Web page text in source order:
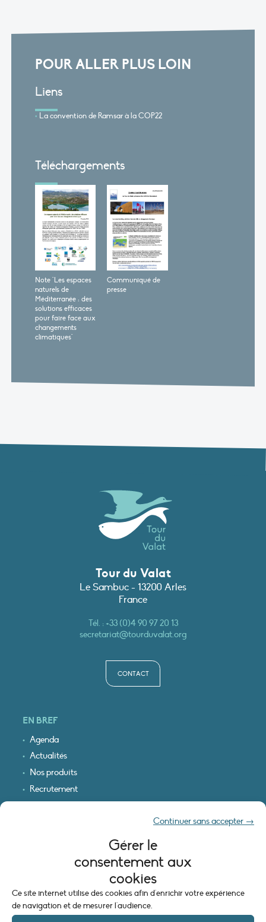
Gérer le
consentement aux
cookies
Ce site internet utilise des cookies afin d'enrichir votre expérience
de navigation et de mesurer l'audience.
Continuer sans accepter →
POUR ALLER PLUS LOIN
Liens
La convention de Ramsar à la COP22
Téléchargements
Note "Les espaces
naturels de
Méditerranée : des
solutions efficaces
pour faire face aux
changements
climatiques"
Communiqué de
presse
Tour du Valat
Le Sambuc - 13200 Arles
France
Tél. :+33 (0)4 90 97 20 13
secretariat@tourduvalat.org
CONTACT
EN BREF
Agenda
Actualités
Nos produits
Recrutement
Recevoir nos infos
INFORMATIONS LÉGALES
Mentions légales
Politique de cookies (UE)